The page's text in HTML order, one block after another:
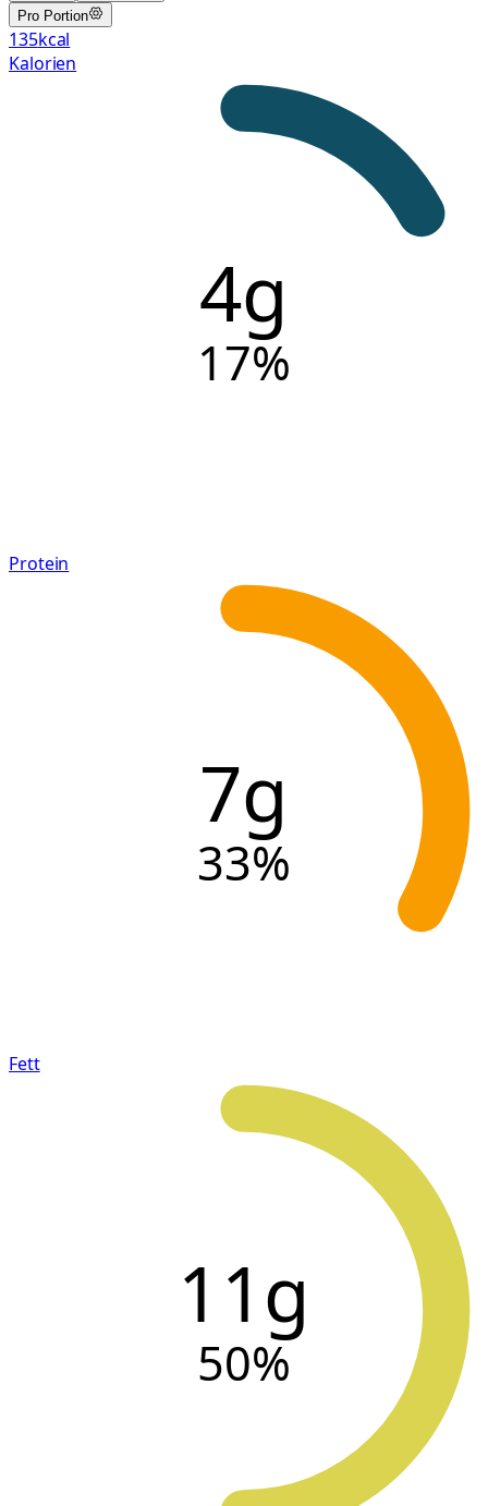
Pro Portion
135kcal
Kalorien
4g
17%
Protein
7g
33%
Fett
11g
50%